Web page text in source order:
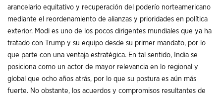
arancelario equitativo y recuperación del poderío norteamericano
mediante el reordenamiento de alianzas y prioridades en política
exterior. Modi es uno de los pocos dirigentes mundiales que ya ha
tratado con Trump y su equipo desde su primer mandato, por lo
que parte con una ventaja estratégica. En tal sentido, India se
posiciona como un actor de mayor relevancia en lo regional y
global que ocho años atrás, por lo que su postura es aún más
fuerte. No obstante, los acuerdos y compromisos resultantes de